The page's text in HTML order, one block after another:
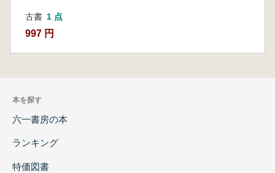
古書 1 点
997 円
本を探す
六一書房の本
ランキング
特価図書